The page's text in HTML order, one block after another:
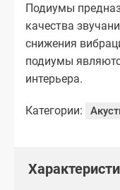
Подиумы
качества
снижения
подиумы
интерьера.
Категории: